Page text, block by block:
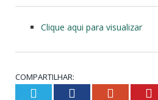
Clique aqui para visualizar
COMPARTILHAR:
Twitter Facebook Google+